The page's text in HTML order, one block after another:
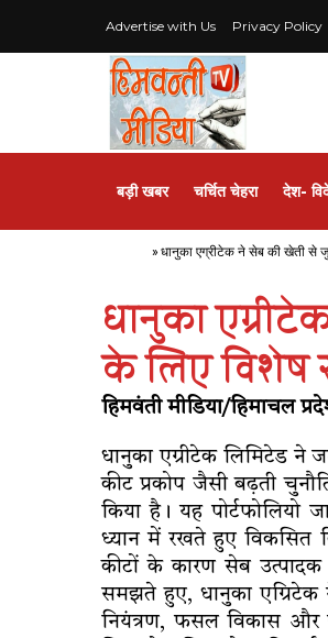
Advertise with Us Privacy Policy
बड़ी खबर चर्चित चेहरा देश-
» धानुका एग्रीटेक ने सेब की खेती से
धानुका
के लिए विशेष
हिमवंती मीडिया/हिमाचल
धानुका एग्रीटेक लिमिटेड ने
कीट प्रकोप जैसी बढ़ती
किया है। यह
ध्यान में रखते हुए विकसित
कीटों के कारण सेब उत्पादक
समझते हुए, धानुका एग्रिटेक
नियंत्रण, फसल विकास और